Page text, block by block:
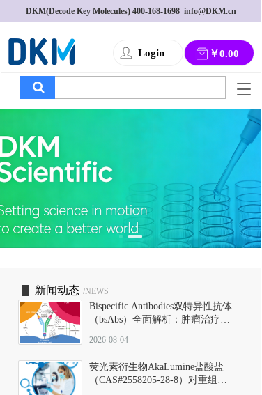
DKM(Decode Key Molecules) 400-168-1698
  info@DKM.cn
Login ￥0.00
T
g
g
l
a
v
i
g
a
新闻动态 /NEWS
Bispecific Antibodies双特异性抗体
（bsAbs）全面解析：肿瘤治疗的
2026-08-04
荧光素衍生物AkaLumine盐酸盐
（CAS#2558205-28-8）对重组萤